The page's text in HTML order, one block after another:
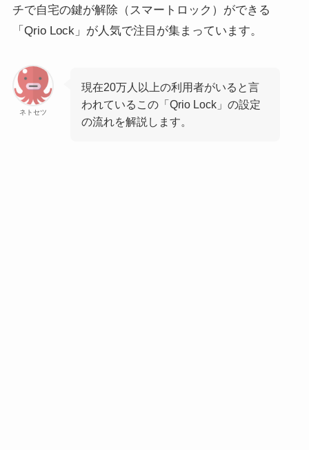
チで自宅の鍵が解除（スマートロック）ができる
「Qrio Lock」が人気で注目が集まっています。
ネトセツ
現在20万人以上の利用者がいると言
われているこの「Qrio Lock」の設定
の流れを解説します。